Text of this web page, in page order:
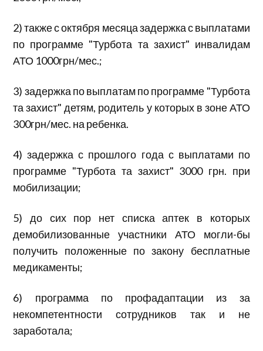
2) также с октября месяца задержка с выплатами
по программе "Турбота та захист" инвалидам
АТО 1000грн/мес.;
3) задержка по выплатам по программе "Турбота
та захист" детям, родитель у которых в зоне АТО
300грн/мес. на ребенка.
4) задержка с прошлого года с выплатами по
программе "Турбота та захист" 3000 грн. при
мобилизации;
5) до сих пор нет списка аптек в которых
демобилизованные участники АТО могли-бы
получить положенные по закону бесплатные
медикаменты;
6) программа по профадаптации из за
некомпетентности сотрудников так и не
заработала;